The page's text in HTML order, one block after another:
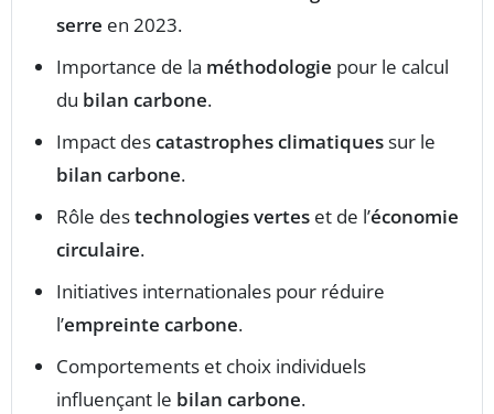
serre en 2023.
Importance de la méthodologie pour le calcul
du bilan carbone.
Impact descatastrophes climatiquessur le
bilan carbone.
Rôle destechnologies vertes et de l’économie
circulaire.
Initiatives internationales pour réduire
l’empreinte carbone.
Comportements et choix individuels
influençant le bilan carbone.